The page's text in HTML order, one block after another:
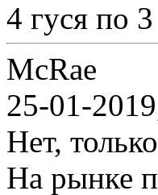
4 гуся по
McRae
25-01-
Нет,
На рынке